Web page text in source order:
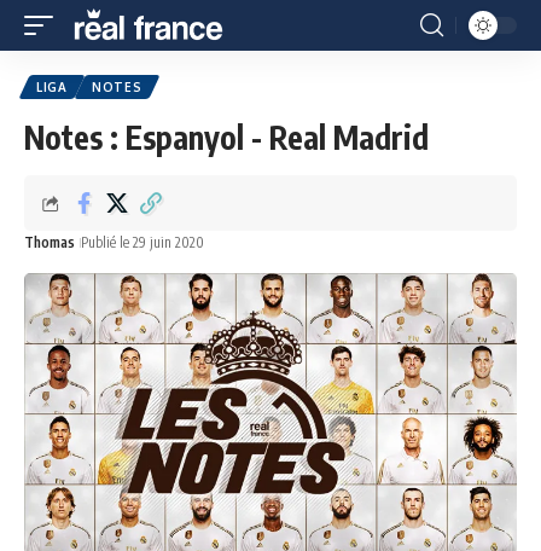
LIGA NOTES
Notes : Espanyol - Real Madrid
Thomas Publié le 29 juin 2020